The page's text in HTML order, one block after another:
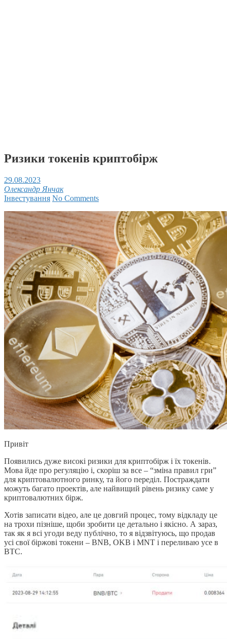
Ризики токенів криптобірж
29.08.2023
Олександр Янчак
Інвестування No Comments
Привіт
Появились дуже високі ризики для криптобірж і їх токенів.
Мова йде про регуляцію і, скоріш за все – “зміна правил гри”
для криптовалютного ринку, та його переділ. Постраждати
можуть багато проектів, але найвищий рівень ризику саме у
криптовалютних бірж.
Хотів записати відео, але це довгий процес, тому відкладу це
на трохи пізніше, щоби зробити це детально і якісно. А зараз,
так як я всі угоди веду публічно, то я відзвітуюсь, що продав
усі свої біржові токени – BNB, OKB і MNT і переливаю усе в
BTC.